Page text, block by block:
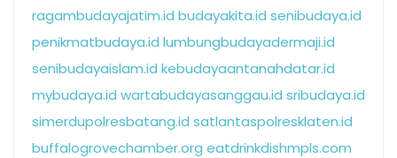
ragambudayajatim.id budayakita.id senibudaya.id
penikmatbudaya.id lumbungbudayadermaji.id
senibudayaislam.id kebudayaantanahdatar.id
mybudaya.id wartabudayasanggau.id sribudaya.id
simerdupolresbatang.id satlantaspolresklaten.id
buffalogrovechamber.org eatdrinkdishmpls.com